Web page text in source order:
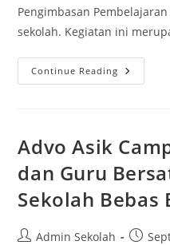
Pengimbasan
sekolah. Kegiatan ini
Continue Reading Guru
SMKS
Di
Sekolah
Advo Asik
dan Guru
Sekolah Bebas
PostAdmin Sekolah
Post